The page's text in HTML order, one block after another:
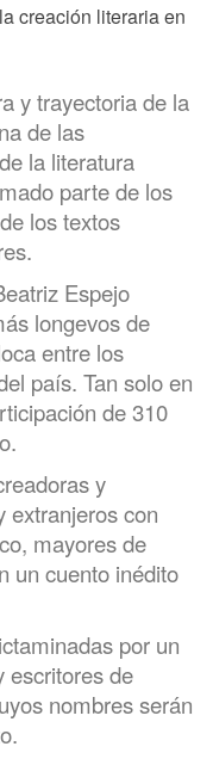
creación literaria en
y trayectoria de la
de las
la literatura
parte de los
los textos
Espejo
longevos de
entre los
país. Tan solo en
de 310
y
extranjeros con
mayores de
un cuento inédito
por un
escritores de
nombres serán